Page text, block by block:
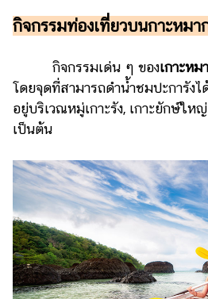
กิจกรรมท่องเที่ยวบนกาะหมา
กิจกรรมเด่น ๆ ของเกาะหม
โดยจุดที่สามารถดำน้ำชมปะการังไ
อยู่บริเวณหมู่เกาะรัง, เกาะยักษ์ให
เป็นต้น